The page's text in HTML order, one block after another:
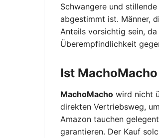
Schwangere und
abgestimmt ist. Männer,
Anteils vorsichtig sein,
Überempfindlichkeit
Ist
MachoMacho wird nicht
direkten Vertriebsweg,
Amazon tauchen
garantieren. Der Kauf